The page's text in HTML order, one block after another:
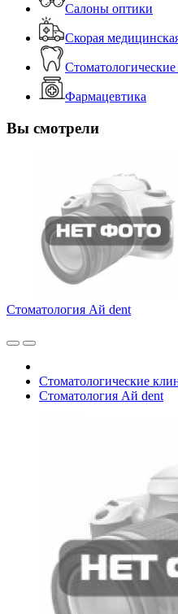
Салоны оптики
Скорая
Фармацевтика
Вы смотрели
Стоматология Ай dent
Стоматологические
Стоматология Ай dent